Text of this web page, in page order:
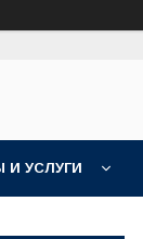
И УСЛУГИ